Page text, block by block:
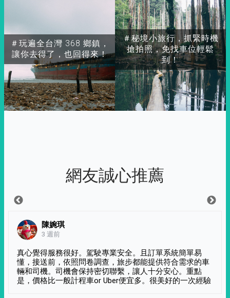
＃玩遍全台灣 368 鄉鎮，
讓你去得了，也回得來！
＃秘境小旅行，抓緊時機
搶拍照，免找車位輕鬆
到！
網友誠心推薦
陳婉琪
3 週前
真心覺得服務很好。駕駛專業安全。且訂單系統簡單易
懂，接送前，依照問卷調查，旅步都能提供符合需求的車
輛和司機。司機會保持密切聯繫，讓人十分安心。重點
是，價格比一般計程車or Uber便宜多。很美好的一次經驗